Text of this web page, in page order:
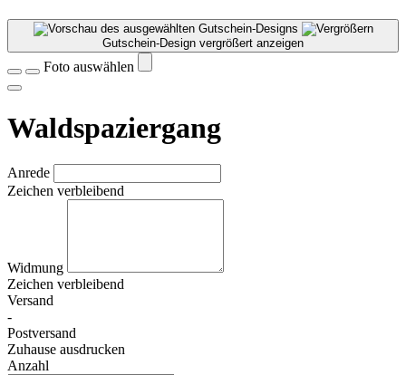
Gutschein-Design vergrößert anzeigen
Foto auswählen
Waldspaziergang
Anrede
Zeichen verbleibend
Widmung
Zeichen verbleibend
Versand
-
Postversand
Zuhause ausdrucken
Anzahl